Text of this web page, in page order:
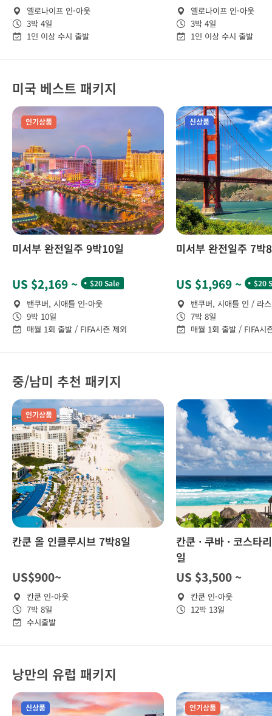
옐로나이프 인-아웃
3박 4일
1인 이상 수시 출발
옐로나이프 인-아웃
3박 4일
1인 이상 수시 출발
미국 베스트 패키지
인기상품
미서부 완전일주 9박10일
US $2,169 ~ $20 Sale
˙
밴쿠버, 시애틀 인-아웃
9박 10일
매월 1회 출발 / FIFA시즌 제외
신상품
미서부 완전일주 7박
US $1,969 ~ $20
˙
밴쿠버, 시애틀 인 / 라
7박 8일
매월 1회 출발 / FIFA시
중/남미 추천 패키지
인기상품
칸쿤 올 인클루시브 7박8일
US$900~
칸쿤 인-아웃
7박 8일
수시출발
칸쿤 · 쿠바 · 코스타
일
US $3,500 ~
칸쿤 인-아웃
12박 13일
낭만의 유럽 패키지
신상품 인기상품